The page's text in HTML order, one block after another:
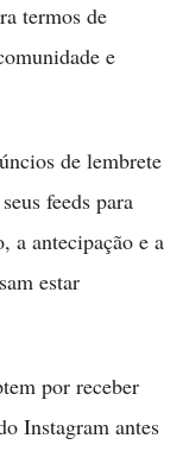
termos de
e
de lembrete
feeds para
a antecipação e a
estar
por receber
Instagram antes